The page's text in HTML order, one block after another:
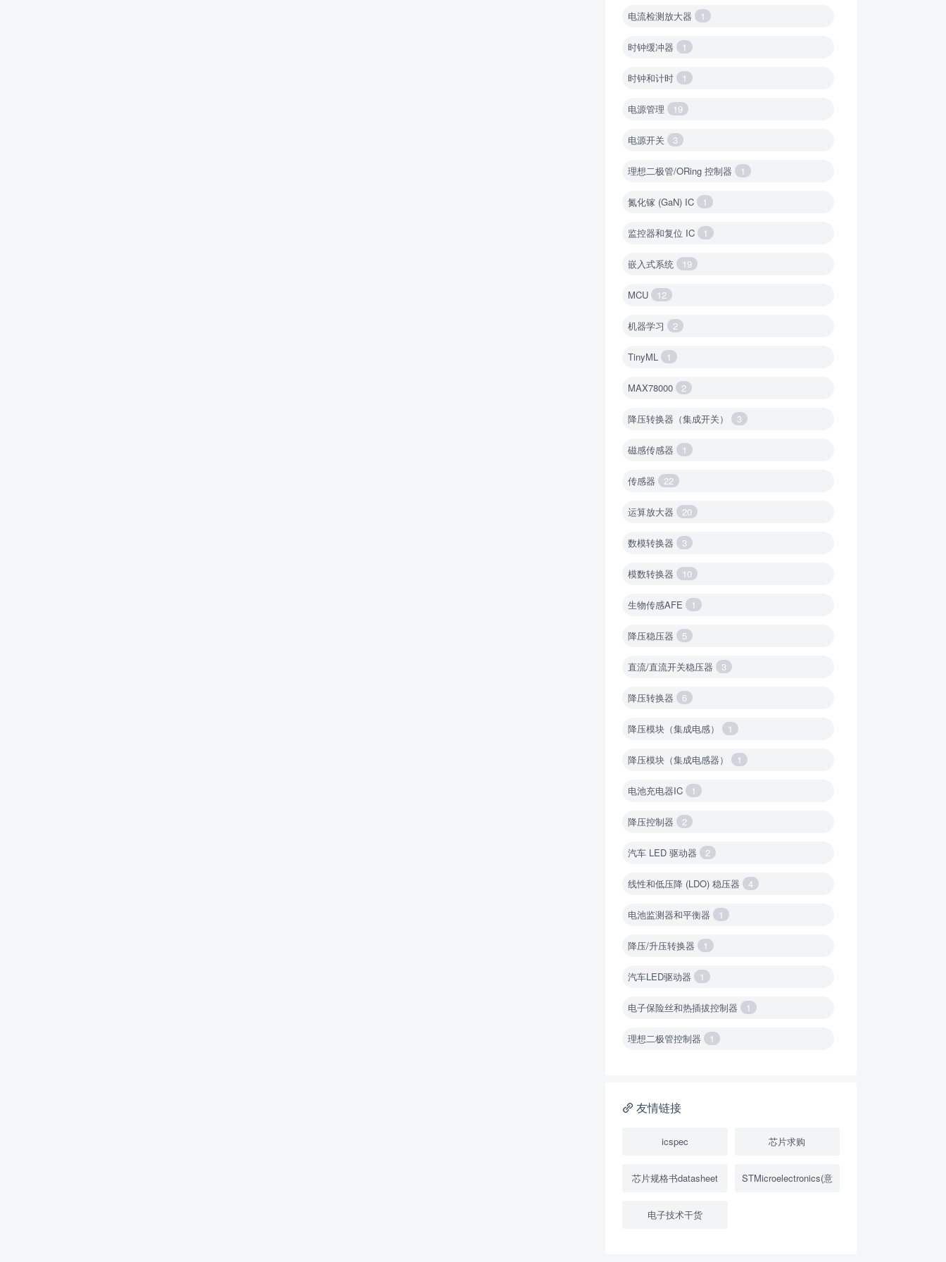
电流检测放大器 1
时钟缓冲器 1
时钟和计时 1
电源管理 19
电源开关 3
理想二极管/ORing 控制器 1
氮化镓 (GaN) IC 1
监控器和复位 IC 1
嵌入式系统 19
MCU 12
机器学习 2
TinyML 1
MAX78000 2
降压转换器（集成开关） 3
磁感传感器 1
传感器 22
运算放大器 20
数模转换器 3
模数转换器 10
生物传感AFE 1
降压稳压器 5
直流/直流开关稳压器 3
降压转换器 6
降压模块（集成电感） 1
降压模块（集成电感器） 1
电池充电器IC 1
降压控制器 2
汽车 LED 驱动器 2
线性和低压降 (LDO) 稳压器 4
电池监测器和平衡器 1
降压/升压转换器 1
汽车LED驱动器 1
电子保险丝和热插拔控制器 1
理想二极管控制器 1
降压转换器（继承开关）
USB隔离器 1
友情链接
icspec 芯片求购
芯片规格书datasheet STMicroelectronics(意
电子技术干货